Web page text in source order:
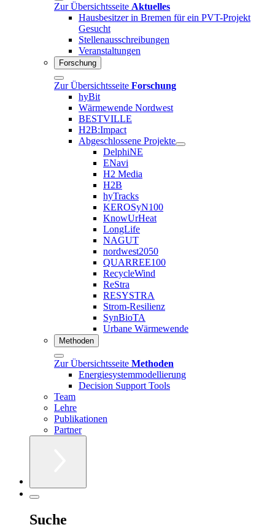
Zur Übersichtsseite Aktuelles
Hausbesitzer in Bremen für ein PVT-Projekt
Gesucht
Stellenausschreibungen
Veranstaltungen
Forschung
Zur Übersichtsseite Forschung
hyBit
Wärmewende Nordwest
BESTVILLE
H2B:Impact
Abgeschlossene Projekte
DelphiNE
ENavi
H2 Media
H2B
hyTracks
KEROSyN100
KnowUrHeat
LongLife
NAGUT
nordwest2050
QUARREE100
RecycleWind
ReStra
RESYSTRA
Strom-Resilienz
SynBioTA
Urbane Wärmewende
Methoden
Zur Übersichtsseite Methoden
Energiesystemmodellierung
Decision Support Tools
Team
Lehre
Publikationen
Partner
Suche